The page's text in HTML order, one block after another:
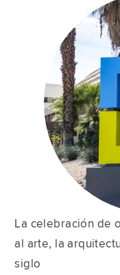
La celebración de
al arte, la
siglo